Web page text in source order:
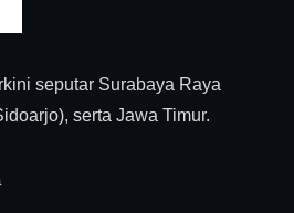
seputar Surabaya Raya
serta Jawa Timur.